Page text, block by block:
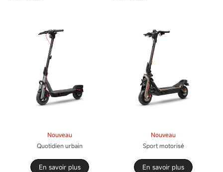
Nouveau
Quotidien urbain
En savoir plus
Nouveau
Sport motorisé
En savoir plus